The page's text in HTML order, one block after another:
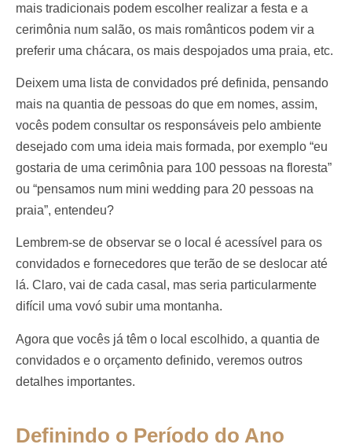
mais tradicionais podem escolher realizar a festa e a
cerimônia num salão, os mais românticos podem vir a
preferir uma chácara, os mais despojados uma praia, etc.
Deixem uma lista de convidados pré definida, pensando
mais na quantia de pessoas do que em nomes, assim,
vocês podem consultar os responsáveis pelo ambiente
desejado com uma ideia mais formada, por exemplo “eu
gostaria de uma cerimônia para 100 pessoas na floresta”
ou “pensamos num mini wedding para 20 pessoas na
praia”, entendeu?
Lembrem-se de observar se o local é acessível para os
convidados e fornecedores que terão de se deslocar até
lá. Claro, vai de cada casal, mas seria particularmente
difícil uma vovó subir uma montanha.
Agora que vocês já têm o local escolhido, a quantia de
convidados e o orçamento definido, veremos outros
detalhes importantes.
Definindo o Período do Ano